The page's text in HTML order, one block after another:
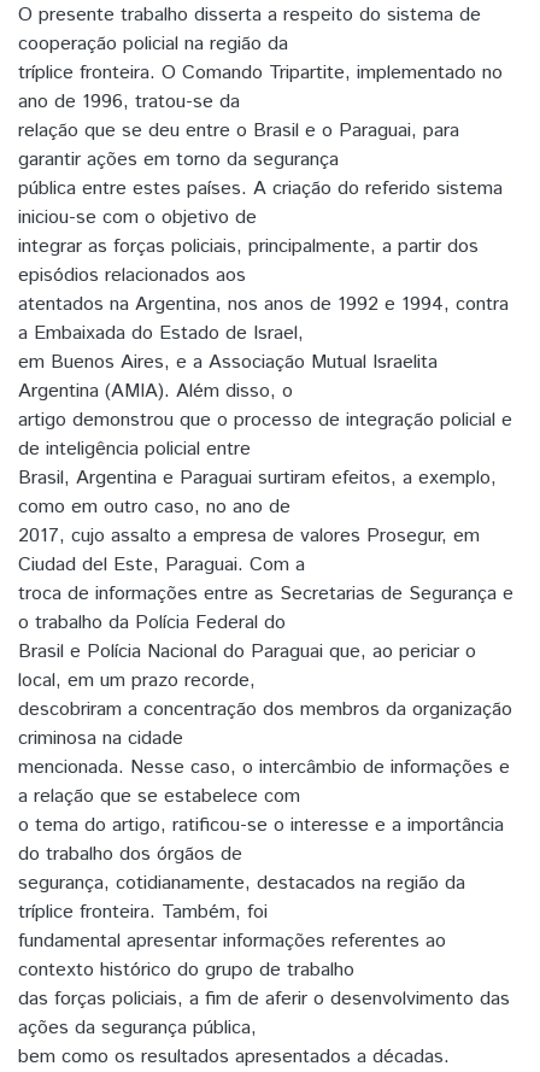
O presente trabalho disserta a respeito do sistema de
cooperação policial na região da
tríplice fronteira. O Comando Tripartite, implementado no
ano de 1996, tratou-se da
relação que se deu entre o Brasil e o Paraguai, para
garantir ações em torno da segurança
pública entre estes países. A criação do referido sistema
iniciou-se com o objetivo de
integrar as forças policiais, principalmente, a partir dos
episódios relacionados aos
atentados na Argentina, nos anos de 1992 e 1994, contra
a Embaixada do Estado de Israel,
em Buenos Aires, e a Associação Mutual Israelita
Argentina (AMIA). Além disso, o
artigo demonstrou que o processo de integração policial e
de inteligência policial entre
Brasil, Argentina e Paraguai surtiram efeitos, a exemplo,
como em outro caso, no ano de
2017, cujo assalto a empresa de valores Prosegur, em
Ciudad del Este, Paraguai. Com a
troca de informações entre as Secretarias de Segurança e
o trabalho da Polícia Federal do
Brasil e Polícia Nacional do Paraguai que, ao periciar o
local, em um prazo recorde,
descobriram a concentração dos membros da organização
criminosa na cidade
mencionada. Nesse caso, o intercâmbio de informações e
a relação que se estabelece com
o tema do artigo, ratificou-se o interesse e a importância
do trabalho dos órgãos de
segurança, cotidianamente, destacados na região da
tríplice fronteira. Também, foi
fundamental apresentar informações referentes ao
contexto histórico do grupo de trabalho
das forças policiais, a fim de aferir o desenvolvimento das
ações da segurança pública,
bem como os resultados apresentados a décadas.